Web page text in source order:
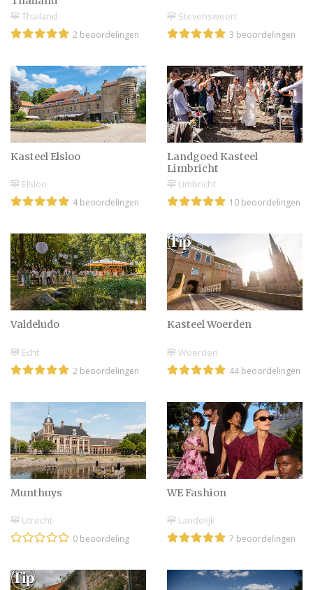
Thailand
2 beoordelingen
Stevensweert
3 beoordelingen
Kasteel Elsloo
Elsloo
4 beoordelingen
Landgoed Kasteel
Limbricht
Limbricht
10 beoordelingen
Valdeludo
Echt
2 beoordelingen
Kasteel Woerden
Woerden
44 beoordelingen
Munthuys
Utrecht
0 beoordeling
WE Fashion
Landelijk
7 beoordelingen